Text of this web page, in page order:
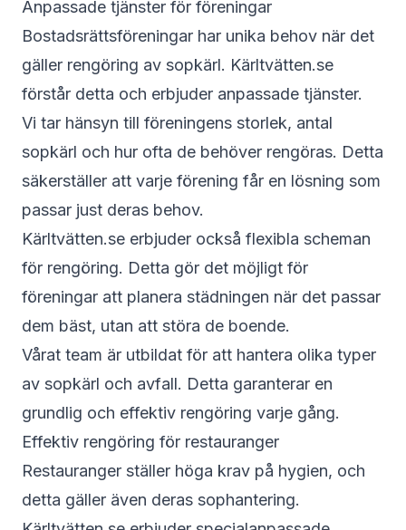
Anpassade tjänster för föreningar
Bostadsrättsföreningar har unika behov när det
gäller rengöring av sopkärl. Kärltvätten.se
förstår detta och erbjuder anpassade tjänster.
Vi tar hänsyn till föreningens storlek, antal
sopkärl och hur ofta de behöver rengöras. Detta
säkerställer att varje förening får en lösning som
passar just deras behov.
Kärltvätten.se erbjuder också flexibla scheman
för rengöring. Detta gör det möjligt för
föreningar att planera städningen när det passar
dem bäst, utan att störa de boende.
Vårat team är utbildat för att hantera olika typer
av sopkärl och avfall. Detta garanterar en
grundlig och effektiv rengöring varje gång.
Effektiv rengöring för restauranger
Restauranger ställer höga krav på hygien, och
detta gäller även deras sophantering.